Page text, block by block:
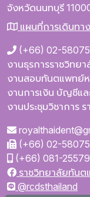
จังหวัดนนทบุรี
แผนที่การเดินทาง
(+66) 02-
งานธุรการราชวิทย
งานสอบทันตแพทย์
งานการเงิน บัญชีแ
งานประชุมวิชาการ
(+66) 02-
(+66) 081-
ราชวิทยาลัยทันต
@rcdsthailand